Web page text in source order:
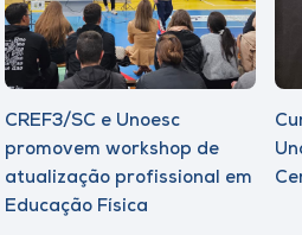
CREF3/SC e Unoesc
promovem workshop de
atualização profissional em
Educação Física